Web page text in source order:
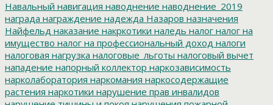
Навальный навигация наводнение наводнение_2019
награда награждение надежда Назаров назначения
Найфельд наказание накркотики наледь налог налог на
имущество налог на профессиональный доход налоги
налоговая нагрузка налоговые_льготы налоговый вычет
нападение напорный коллектор наркозависимость
нарколаборатория наркомания наркосодержащие
растения наркотики нарушение прав инвалидов